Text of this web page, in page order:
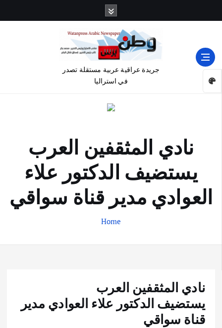
جريدة عراقية عربية مستقلة تصدر
في استراليا
نادي المثقفين العرب
يستضيف الدكتور علاء
العوادي مدير قناة سواقي
Home
نادي المثقفين العرب
يستضيف الدكتور علاء العوادي مدير
قناة سواقي